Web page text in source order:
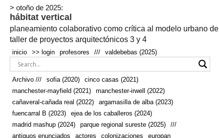
real
cocina colaboración
autonoma
conectar
cooperativa crecimiento cueva cultivo cultivos deporte
don
quijote
ecosistema ejea de los caballeros
renovables
enterrado espacio social espacio verde
estructura europan fauna
fernández del amo festival fiesta flexibilidad fotomontaje
fuencarral b gastronomía geologia
geometrización curvas de
nivel
grúas habitar habitat hábitat hotel
infraestructura inmigración instalaciones invernadero
laguna línea del tiempo lineal longitudinal
manchester mapeo marihuana mayfield
> otoño de 2025:
hábitat vertical
planeamiento colaborativo como crítica al modelo urbano
taller de proyectos arquitectónicos 3 y 4
inicio >> login profesores /// valdebebas (2025)
Archivo /// sofia (2020)
cinco casas (2021)
manchester-mayfield (2021)
manchester-irwell (2022)
cañaveral-cañada real (2022)
argamasilla de alba (2023)
fuencarral B (2023)
ejea de los caballeros (2024)
madrid mashup (2024)
parque regional sureste (2025)
///
antiguos enunciados
actores colonizaciones europan